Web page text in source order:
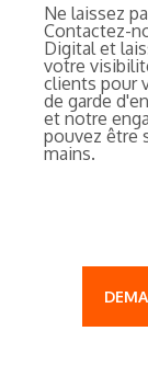
Ne laissez
Contactez-
Digital et
votre
clients pour
de garde
et notre
pouvez être
mains.